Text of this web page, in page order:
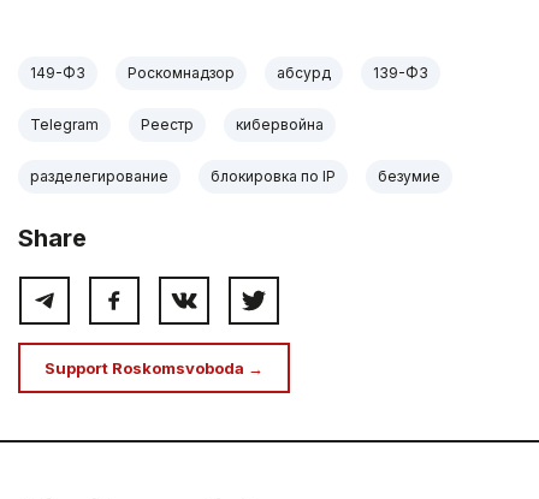
149-ФЗ Роскомнадзор абсурд 139-ФЗ
Telegram Реестр кибервойна
разделегирование блокировка по IP безумие
Share
Support Roskomsvoboda →